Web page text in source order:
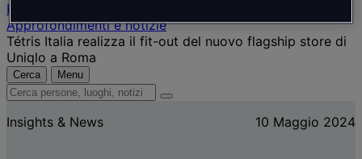
Home
Approfondimenti e notizie
Tétris Italia realizza il fit-out del nuovo flagship store di
Uniqlo a Roma
Cerca Menu
Cerca
luoghi,
Insights & News 10 Maggio 2024